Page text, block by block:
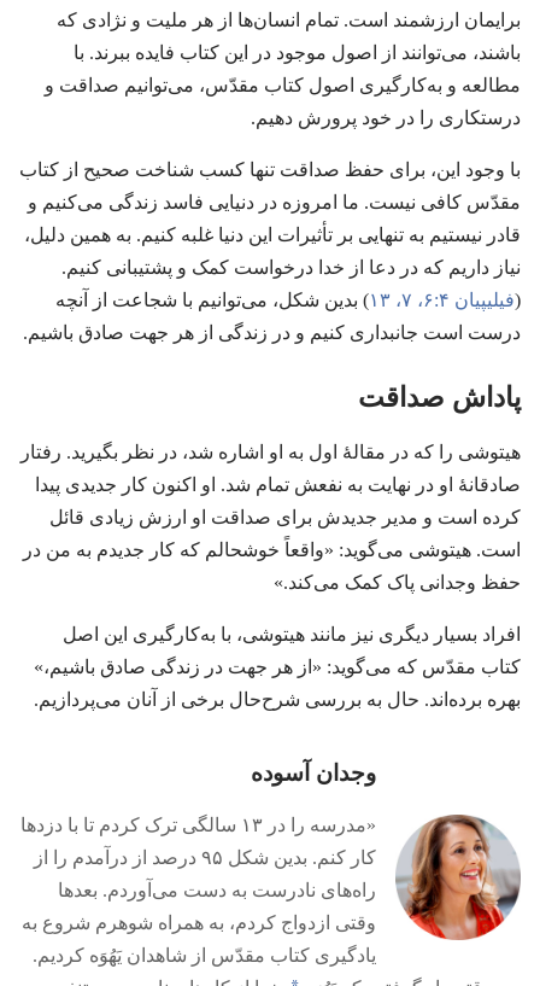
برایمان ارزشمند است.‏ تمام انسان‌ها از هر ملیت و نژادی که
باشند،‏ می‌توانند از اصول موجود در این کتاب فایده ببرند.‏ با
مطالعه و به‌کارگیری اصول کتاب مقدّس،‏ می‌توانیم صداقت و
درستکاری را در خود پرورش دهیم.‏
با وجود این،‏ برای حفظ صداقت تنها کسب شناخت صحیح از کتاب
مقدّس کافی نیست.‏ ما امروزه در دنیایی فاسد زندگی می‌کنیم و
قادر نیستیم به تنهایی بر تأثیرات این دنیا غلبه کنیم.‏ به همین دلیل،‏
نیاز داریم که در دعا از خدا درخواست کمک و پشتیبانی کنیم.‏
(‏فیلیپیان ۴:‏۶،‏ ۷،‏
‏)‏ بدین شکل،‏ می‌توانیم با شجاعت از آنچه
درست است جانبداری کنیم و در زندگی از هر جهت صادق باشیم.‏
پاداش صداقت
هیتوشی را که در مقالهٔ اول به او اشاره شد،‏ در نظر بگیرید.‏ رفتار
صادقانهٔ او در نهایت به نفعش تمام شد.‏ او اکنون کار جدیدی پیدا
کرده است و مدیر جدیدش برای صداقت او ارزش زیادی قائل
است.‏ هیتوشی می‌گوید:‏ «واقعاً خوشحالم که کار جدیدم به من در
حفظ وجدانی پاک کمک می‌کند.‏»‏
افراد بسیار دیگری نیز مانند هیتوشی،‏ با به‌کارگیری این اصل
کتاب مقدّس که می‌گوید:‏ «از هر جهت در زندگی صادق باشیم،‏»
بهره برده‌اند.‏ حال به بررسی شرح‌حال برخی از آنان می‌پردازیم.‏
وجدان آسوده
‏«مدرسه را در ۱۳ سالگی ترک کردم تا با دزدها
کار کنم.‏ بدین شکل ۹۵ درصد از درآمدم را از
راه‌های نادرست به دست می‌آوردم.‏ بعدها
وقتی ازدواج کردم،‏ به همراه شوهرم شروع به
یادگیری کتاب مقدّس از شاهدان یَهُوَه کردیم.‏